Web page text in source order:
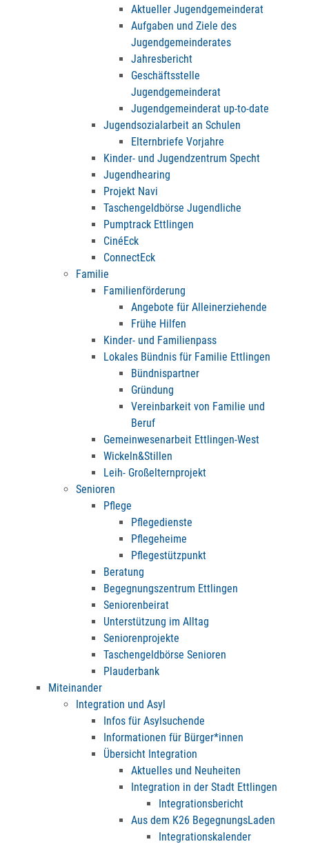
Aktueller Jugendgemeinderat
Aufgaben und Ziele des
Jugendgemeinderates
Jahresbericht
Geschäftsstelle
Jugendgemeinderat
Jugendgemeinderat up-to-date
Jugendsozialarbeit an Schulen
Elternbriefe Vorjahre
Kinder- und Jugendzentrum Specht
Jugendhearing
Projekt Navi
Taschengeldbörse Jugendliche
Pumptrack Ettlingen
CinéEck
ConnectEck
Familie
Familienförderung
Angebote für Alleinerziehende
Frühe Hilfen
Kinder- und Familienpass
Lokales Bündnis für Familie Ettlingen
Bündnispartner
Gründung
Vereinbarkeit von Familie und
Beruf
Gemeinwesenarbeit Ettlingen-West
Wickeln&Stillen
Leih- Großelternprojekt
Senioren
Pflege
Pflegedienste
Pflegeheime
Pflegestützpunkt
Beratung
Begegnungszentrum Ettlingen
Seniorenbeirat
Unterstützung im Alltag
Seniorenprojekte
Taschengeldbörse Senioren
Plauderbank
Miteinander
Integration und Asyl
Infos für Asylsuchende
Informationen für Bürger*innen
Übersicht Integration
Aktuelles und Neuheiten
Integration in der Stadt Ettlingen
Integrationsbericht
Aus dem K26 BegegnungsLaden
Integrationskalender